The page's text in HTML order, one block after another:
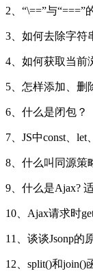
2、“\==”与“===”
3、如何去除字符
4、如何获取当前
5、怎样添加、删
6、什么是闭包？
7、JS中const、let
8、什么叫同源策
9、什么是Ajax?
10、Ajax请求时
11、谈谈Jsonp的
12、split()和join()